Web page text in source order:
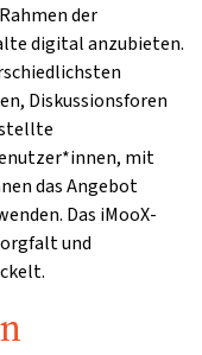
der
digital anzubieten.
Diskussionsforen
mit
das Angebot
Das iMooX-
und